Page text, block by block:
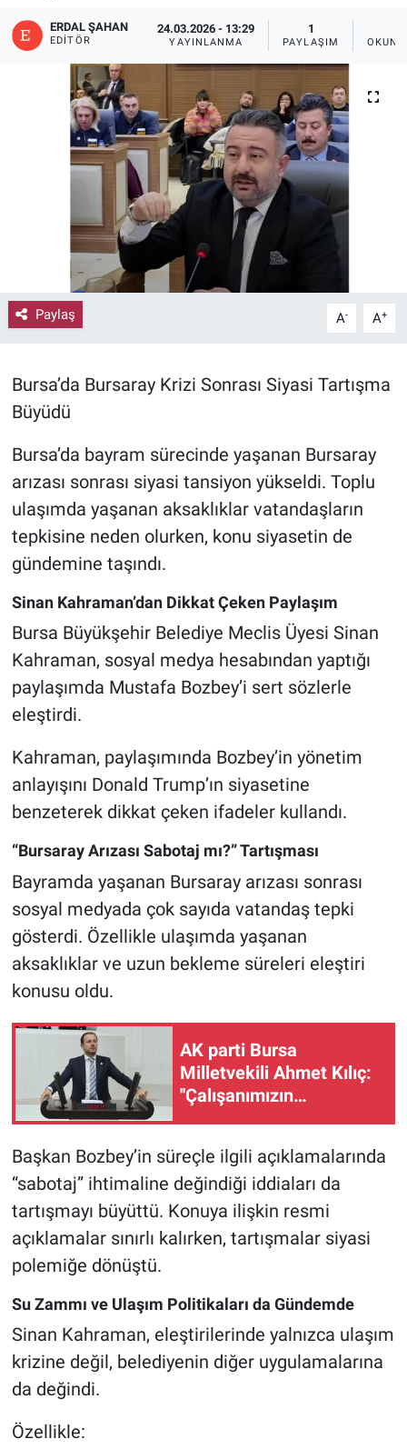
ERDAL ŞAHAN
EDITÖR
24.03.2026 - 13:29
YAYINLANMA
1
PAYLAŞIM
Paylaş A- A+
Bursa’da Bursaray Krizi Sonrası Siyasi Tartışma
Büyüdü
Bursa’da bayram sürecinde yaşanan Bursaray
arızası sonrası siyasi tansiyon yükseldi. Toplu
ulaşımda yaşanan aksaklıklar vatandaşların
tepkisine neden olurken, konu siyasetin de
gündemine taşındı.
Sinan Kahraman’dan Dikkat Çeken Paylaşım
Bursa Büyükşehir Belediye Meclis Üyesi Sinan
Kahraman, sosyal medya hesabından yaptığı
paylaşımda Mustafa Bozbey’i sert sözlerle
eleştirdi.
Kahraman, paylaşımında Bozbey’in yönetim
anlayışını Donald Trump’ın siyasetine
benzeterek dikkat çeken ifadeler kullandı.
“Bursaray Arızası Sabotaj mı?” Tartışması
Bayramda yaşanan Bursaray arızası sonrası
sosyal medyada çok sayıda vatandaş tepki
gösterdi. Özellikle ulaşımda yaşanan
aksaklıklar ve uzun bekleme süreleri eleştiri
konusu oldu.
AK parti Bursa
Milletvekili Ahmet Kılıç:
''Çalışanımızın
Başkan Bozbey’in süreçle ilgili açıklamalarında
“sabotaj” ihtimaline değindiği iddiaları da
tartışmayı büyüttü. Konuya ilişkin resmi
açıklamalar sınırlı kalırken, tartışmalar siyasi
polemiğe dönüştü.
Su Zammı ve Ulaşım Politikaları da Gündemde
Sinan Kahraman, eleştirilerinde yalnızca ulaşım
krizine değil, belediyenin diğer uygulamalarına
da değindi.
Özellikle: